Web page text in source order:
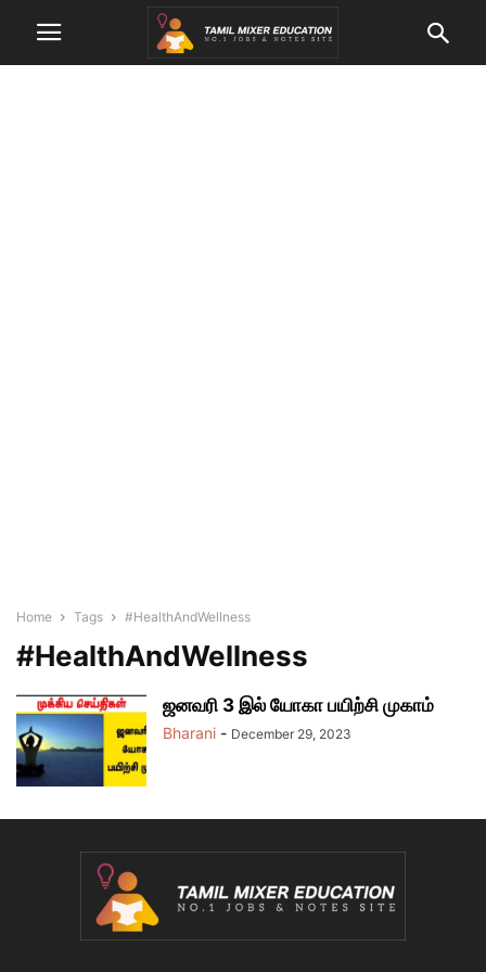
Home Tags #HealthAndWellness
#HealthAndWellness
ஜனவரி 3 இல் யோகா பயிற்சி முகாம்
Bharani - December 29, 2023